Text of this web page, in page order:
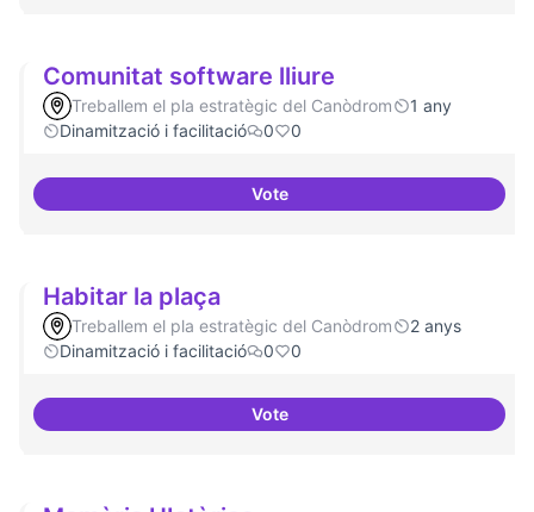
Comunitat software lliure
Treballem el pla estratègic del Canòdrom
1 any
Dinamització i facilitació
0 0
VoteComunitat software lliure
Habitar la plaça
Treballem el pla estratègic del Canòdrom
2 anys
Dinamització i facilitació
0 0
VoteHabitar la plaça